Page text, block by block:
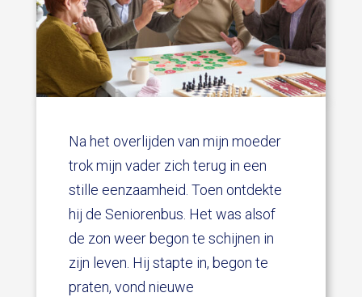
Na het overlijden van mijn moeder
trok mijn vader zich terug in een
stille eenzaamheid. Toen ontdekte
hij de Seniorenbus. Het was alsof
de zon weer begon te schijnen in
zijn leven. Hij stapte in, begon te
praten, vond nieuwe